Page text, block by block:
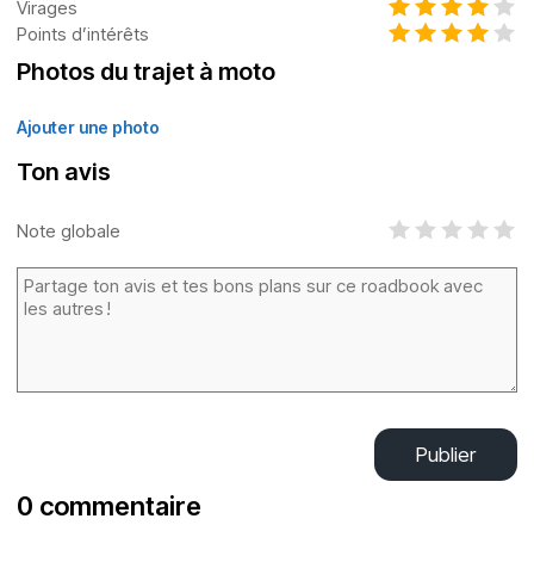
Virages
Points d’intérêts
Photos du trajet à moto
Ajouter une photo
Ton avis
Note globale
Publier
0 commentaire